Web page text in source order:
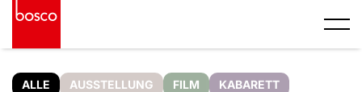
ALLE AUSSTELLUNG FILM
KABARETT